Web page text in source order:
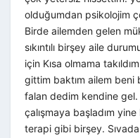
olduğumdan psikolojim
Birde ailemden gelen
sıkıntılı birşey aile
için Kısa olmama
gittim baktım ailem
falan dedim kendine gel.
çalışmaya başladım
terapi gibi birşey.